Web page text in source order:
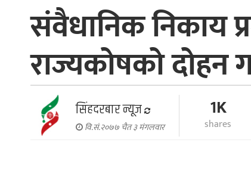
संवैधानिक निकाय
राज्यकोषको दोहन
सिंहदरबार न्यूज
वि.सं.२०७७ चैत ३ मंगलवार
1K
shares